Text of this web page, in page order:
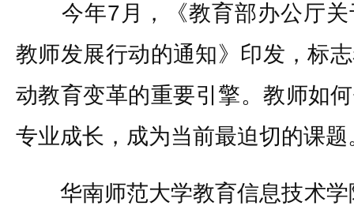
今年7月，《教育部办公厅关
教师发展行动的通知》印发，标
动教育变革的重要引擎。教师如
专业成长，成为当前最迫切的课题
华南师范大学教育信息技术学